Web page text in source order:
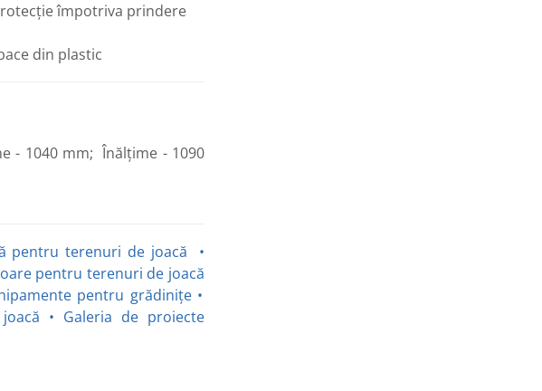
împotriva prindere
din plastic
- 1040 mm; Înălțime - 1090
pentru terenuri de joacă
•
pentru terenuri de joacă
pentru grădinițe•
• Galeria de proiecte